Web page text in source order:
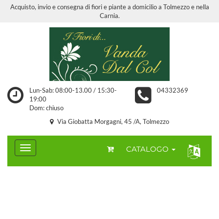
Acquisto, invio e consegna di fiori e piante a domicilio a Tolmezzo e nella
Carnia.
Lun-Sab: 08:00-13.00 / 15:30-
19:00
Dom: chiuso
04332369
Via Giobatta Morgagni, 45 /A, Tolmezzo
CATALOGO